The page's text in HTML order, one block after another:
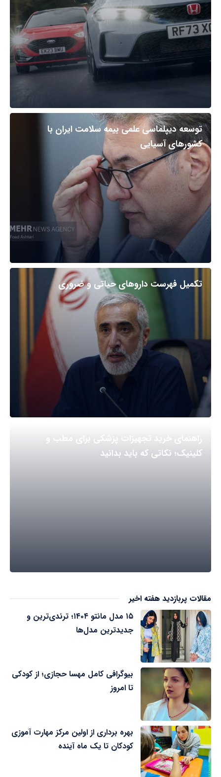
توسعه دیپلماسی علمی بیمه سلامت ایران با
کشورهای آسیایی
تکمیل فهرست داروهای حیاتی و ضروری
راهنمای خرید تجهیزات پزشکی برای مطب و
کلینیک؛ نکاتی که باید بدانید
مقالات پربازدید هفته اخیر
۱۵ مدل مانتو ۱۴۰۴؛ ترندی‌ترین و
جدیدترین مدل‌ها
بیوگرافی کامل مهسا حجازی؛ از کودکی
تا امروز
بهره برداری از اولین مرکز مهارت آموزی
کودکان تا یک ماه آینده